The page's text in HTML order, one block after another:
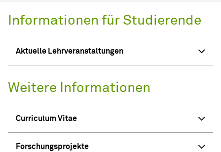
Informationen für Studierende
Aktuelle Lehrveranstaltungen
Weitere Informationen
Curriculum Vitae
Forschungsprojekte